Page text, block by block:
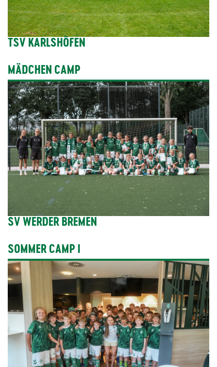
TSV KARLSHÖFEN
MÄDCHEN CAMP
SV WERDER BREMEN
SOMMER CAMP I